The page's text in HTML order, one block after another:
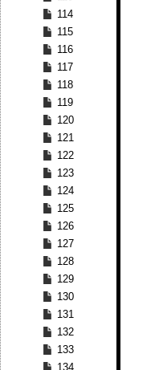
114
115
116
117
118
119
120
121
122
123
124
125
126
127
128
129
130
131
132
133
134